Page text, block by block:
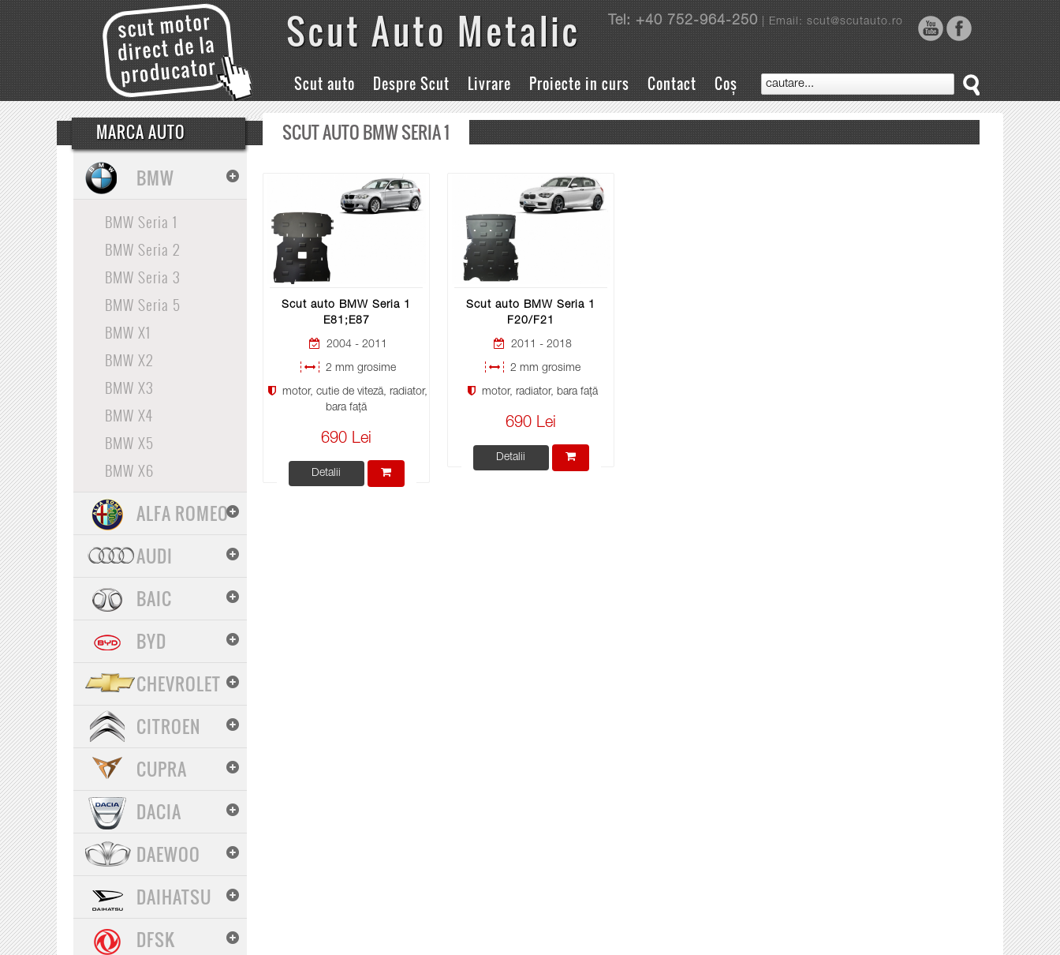
Scut Auto Metalic Tel: +40 752-964-250| Email: scut@scutauto.ro
Scut auto Despre Scut Livrare Proiecte in curs Contact Coș
MARCA AUTO
BMW
BMW Seria 1
BMW Seria 2
BMW Seria 3
BMW Seria 5
BMW X1
BMW X2
BMW X3
BMW X4
BMW X5
BMW X6
ALFA ROMEO
AUDI
BAIC
BYD
CHEVROLET
CITROEN
CUPRA
DACIA
DAEWOO
DAIHATSU
DFSK
SCUT AUTO BMW SERIA 1
Scut auto BMW Seria 1
E81;E87
2004 - 2011
2 mm grosime
motor, cutie de viteză, radiator,
bara față
690 Lei
Detalii
Scut auto BMW Seria 1
F20/F21
2011 - 2018
2 mm grosime
motor, radiator, bara față
690 Lei
Detalii